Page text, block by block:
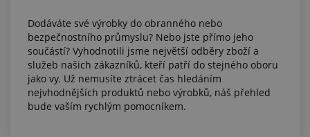
Dodáváte své výrobky do obranného nebo
bezpečnostního průmyslu? Nebo jste přímo jeho
součástí? Vyhodnotili jsme největší odběry zboží a
služeb našich zákazníků, kteří patří do stejného oboru
jako vy. Už nemusíte ztrácet čas hledáním
nejvhodnějších produktů nebo výrobků, náš přehled
bude vaším rychlým pomocníkem.